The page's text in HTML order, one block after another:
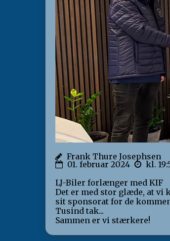
Frank Thure Josephsen
01. februar 2024
kl.
LJ-Biler forlænger med KIF
Det er med stor glæde, at vi
sit sponsorat for de
Tusind tak...
Sammen er vi stærkere!